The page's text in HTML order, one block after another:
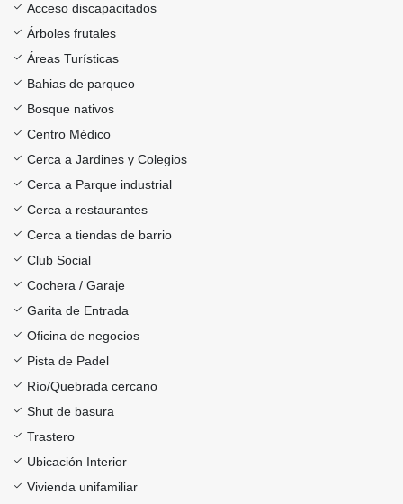
Acceso discapacitados
Árboles frutales
Áreas Turísticas
Bahias de parqueo
Bosque nativos
Centro Médico
Cerca a Jardines y Colegios
Cerca a Parque industrial
Cerca a restaurantes
Cerca a tiendas de barrio
Club Social
Cochera / Garaje
Garita de Entrada
Oficina de negocios
Pista de Padel
Río/Quebrada cercano
Shut de basura
Trastero
Ubicación Interior
Vivienda unifamiliar